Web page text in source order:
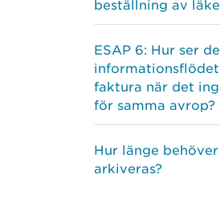
beställning av
ESAP 6: Hur ser
faktura när det
för samma avrop?
Hur länge
arkiveras?